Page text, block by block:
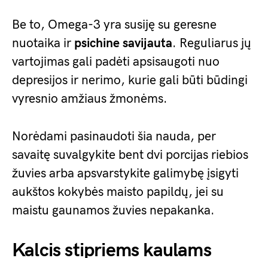
Be to, Omega-3 yra susiję su geresne
nuotaika ir psichine savijauta. Reguliarus jų
vartojimas gali padėti apsisaugoti nuo
depresijos ir nerimo, kurie gali būti būdingi
vyresnio amžiaus žmonėms.
Norėdami pasinaudoti šia nauda, per
savaitę suvalgykite bent dvi porcijas riebios
žuvies arba apsvarstykite galimybę įsigyti
aukštos kokybės maisto papildų, jei su
maistu gaunamos žuvies nepakanka.
Kalcis stipriems kaulams